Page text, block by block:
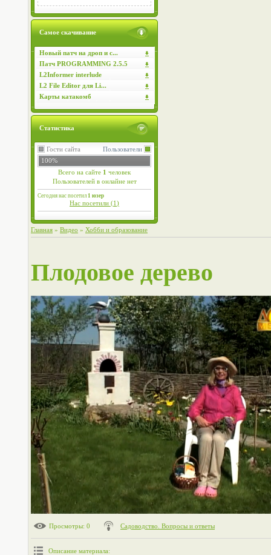
Самое скачивание
Новый патч на дроп и с...
Патч PROGRAMMING 2.5.5
L2Informer interlude
L2 File Editor для Li...
Карты катакомб
Статистика
Пользователи
Гости сайта
100%
Всего на сайте 1 человек
Пользователей в онлайне нет
Сегодня нас посетил1 юзер
Нас посетили (1)
Главная » Видео » Хобби и образование
Плодовое дерево
Просмотры: 0 Садоводство. Вопросы и ответы
Описание материала: